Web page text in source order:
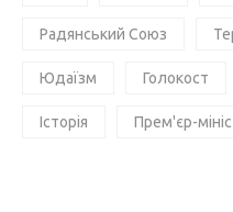
Радянський Союз
Юдаїзм Голокост
Історія Прем'єр-